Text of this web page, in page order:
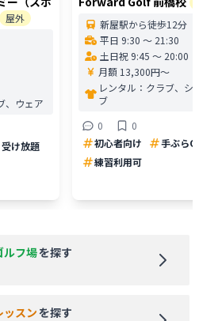
屋外
、ウェア
受け放題
新屋駅から徒歩12分
平日 9:30 〜 21:30
土日祝 9:45 〜 20:00
月額 13,300円〜
レンタル： クラブ、シ
ブ
0
0
初心者向け
手ぶら
練習利用可
ルフ場を探す
ッスンを探す